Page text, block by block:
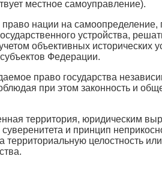
местное самоуправление).
нации на самоопределение,
устройства,
объективных исторических
Федерации.
право государства
при этом законность и
территория, юридическим
и принцип
целостность